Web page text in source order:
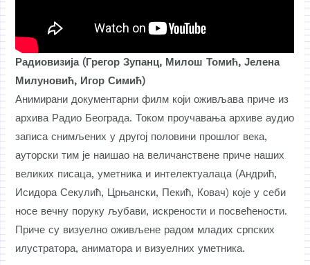
Радиовизија (Грегор Зупанц, Милош Томић, Јелена
Милуновић, Игор Симић)
Анимирани документарни филм који оживљава приче из
архива Радио Београда. Током проучавања архиве аудио
записа снимљених у другој половини прошлог века,
ауторски тим је наишао на величанствене приче наших
великих писаца, уметника и интелектуалаца (Андрић,
Исидора Секулић, Црњански, Пекић, Ковач) које у себи
носе вечну поруку љубави, искрености и посвећености.
Приче су визуелно оживљене радом младих српских
илустратора, аниматора и визуелних уметника.